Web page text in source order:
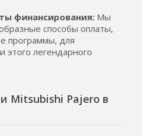
финансирования: Мы
способы оплаты,
программы, для
этого легендарного
Mitsubishi Pajero в